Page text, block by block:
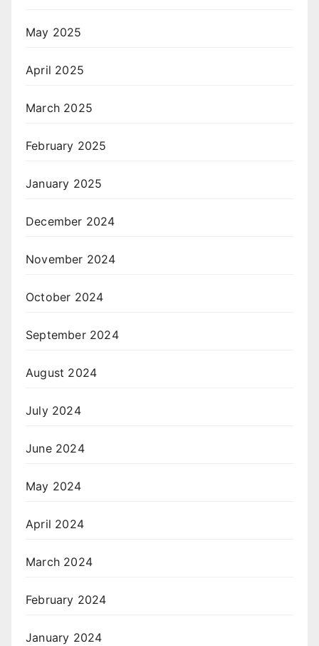
May 2025
April 2025
March 2025
February 2025
January 2025
December 2024
November 2024
October 2024
September 2024
August 2024
July 2024
June 2024
May 2024
April 2024
March 2024
February 2024
January 2024